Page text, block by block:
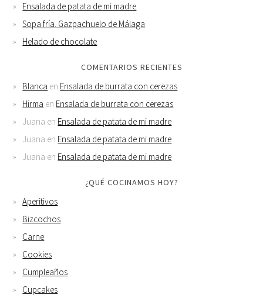
Ensalada de patata de mi madre
Sopa fría. Gazpachuelo de Málaga
Helado de chocolate
COMENTARIOS RECIENTES
Blanca en Ensalada de burrata con cerezas
Hirma en Ensalada de burrata con cerezas
Juana en Ensalada de patata de mi madre
Juana en Ensalada de patata de mi madre
Juana en Ensalada de patata de mi madre
¿QUÉ COCINAMOS HOY?
Aperitivos
Bizcochos
Carne
Cookies
Cumpleaños
Cupcakes